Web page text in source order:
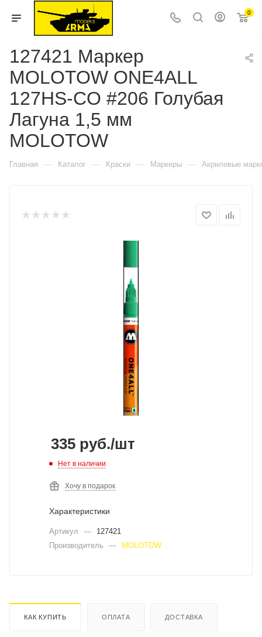
0
127421 Маркер
MOLOTOW ONE4ALL
127HS-CO #206 Голубая
Лагуна 1,5 мм
MOLOTOW
Главная — Каталог — Краски — Маркеры — Акриловые
335 руб./шт
Нет в наличии
Хочу в подарок
Характеристики
Артикул —
127421
Производитель
— MOLOTOW
КАК КУПИТЬ ОПЛАТА ДОСТАВКА